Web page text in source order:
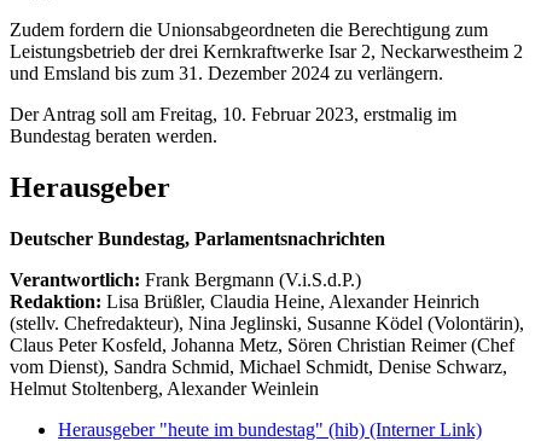
Zudem fordern die Unionsabgeordneten die Berechtigung zum
Leistungsbetrieb der drei Kernkraftwerke Isar 2, Neckarwestheim 2
und Emsland bis zum 31. Dezember 2024 zu verlängern.
Der Antrag soll am Freitag, 10. Februar 2023, erstmalig im
Bundestag beraten werden.
Herausgeber
Deutscher Bundestag, Parlamentsnachrichten
Verantwortlich: Frank Bergmann (V.i.S.d.P.)
Redaktion: Lisa Brüßler, Claudia Heine, Alexander Heinrich
(stellv. Chefredakteur), Nina Jeglinski, Susanne Ködel (Volontärin),
Claus Peter Kosfeld, Johanna Metz, Sören Christian Reimer (Chef
vom Dienst), Sandra Schmid, Michael Schmidt, Denise Schwarz,
Helmut Stoltenberg, Alexander Weinlein
Herausgeber "heute im bundestag" (hib) (Interner Link)